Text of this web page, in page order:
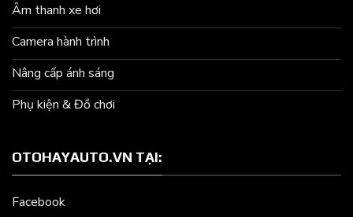
Âm thanh xe hơi
Camera hành trình
Nâng cấp ánh sáng
Phụ kiện & Đồ chơi
OTOHAYAUTO.VN TẠI:
Facebook